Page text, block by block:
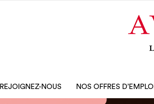
REJOIGNEZ-NOUS NOS OFFRES D’EMPLOI